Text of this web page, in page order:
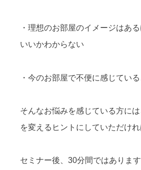
・理想のお部屋のイメージはあ
いいかわからない
・今のお部屋で不便に感じてい
そんなお悩みを感じている方に
を変えるヒントにしていただけれ
セミナー後、30分間ではありま